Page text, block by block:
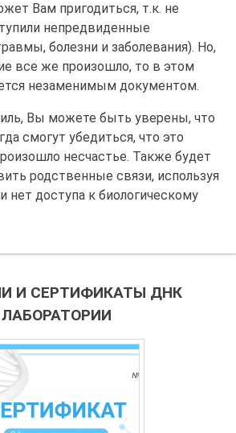
Вам пригодиться, т.к. не
непредвиденные
болезни и заболевания). Но,
все же произошло, то в этом
незаменимым документом.
Вы можете быть уверены, что
смогут убедиться, что это
несчастье. Также будет
родственные связи, используя
нет доступа к биологическому
И СЕРТИФИКАТЫ ДНК
ЛАБОРАТОРИИ